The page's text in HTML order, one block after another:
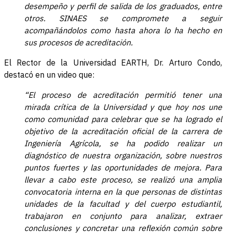
desempeño y perfil de salida de los graduados, entre
otros. SINAES se compromete a seguir
acompañándolos como hasta ahora lo ha hecho en
sus procesos de acreditación.
El Rector de la Universidad EARTH, Dr. Arturo Condo,
destacó en un video que:
“El proceso de acreditación permitió tener una
mirada crítica de la Universidad y que hoy nos une
como comunidad para celebrar que se ha logrado el
objetivo de la acreditación oficial de la carrera de
Ingeniería Agrícola, se ha podido realizar un
diagnóstico de nuestra organización, sobre nuestros
puntos fuertes y las oportunidades de mejora. Para
llevar a cabo este proceso, se realizó una amplia
convocatoria interna en la que personas de distintas
unidades de la facultad y del cuerpo estudiantil,
trabajaron en conjunto para analizar, extraer
conclusiones y concretar una reflexión común sobre